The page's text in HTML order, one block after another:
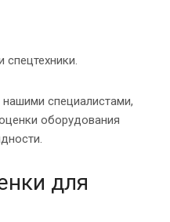
спецтехники.
специалистами,
оборудования
для